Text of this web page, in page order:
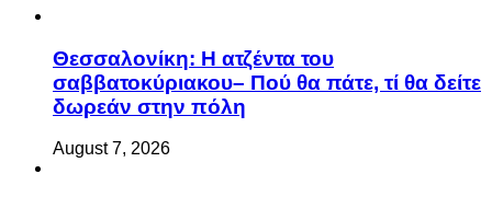
Θεσσαλονίκη: Η ατζέντα του
σαββατοκύριακου– Πού θα πάτε, τί θα δείτε
δωρεάν στην πόλη
August 7, 2026